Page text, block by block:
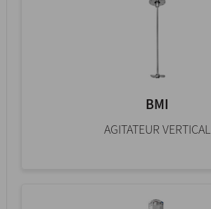
BMI
AGITATEUR VERTICAL